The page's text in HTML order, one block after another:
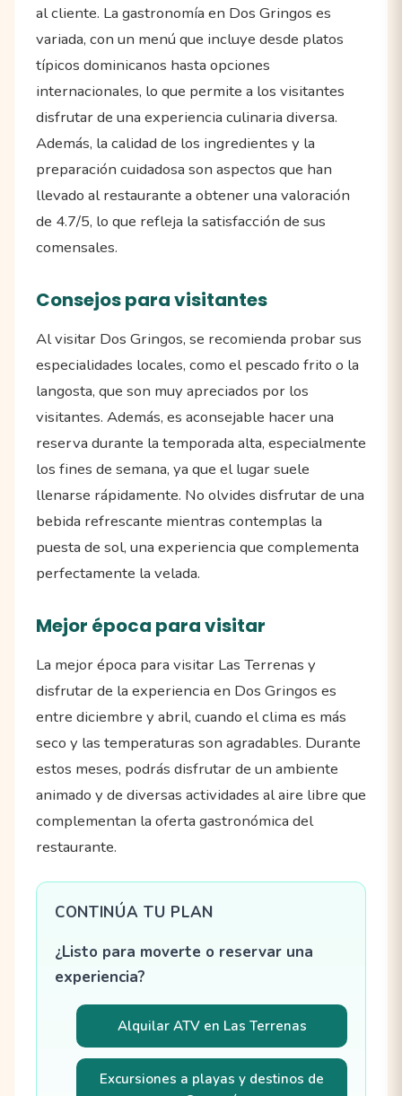
al cliente. La gastronomía en Dos Gringos es
variada, con un menú que incluye desde platos
típicos dominicanos hasta opciones
internacionales, lo que permite a los visitantes
disfrutar de una experiencia culinaria diversa.
Además, la calidad de los ingredientes y la
preparación cuidadosa son aspectos que han
llevado al restaurante a obtener una valoración
de 4.7/5, lo que refleja la satisfacción de sus
comensales.
Consejos para visitantes
Al visitar Dos Gringos, se recomienda probar sus
especialidades locales, como el pescado frito o la
langosta, que son muy apreciados por los
visitantes. Además, es aconsejable hacer una
reserva durante la temporada alta, especialmente
los fines de semana, ya que el lugar suele
llenarse rápidamente. No olvides disfrutar de una
bebida refrescante mientras contemplas la
puesta de sol, una experiencia que complementa
perfectamente la velada.
Mejor época para visitar
La mejor época para visitar Las Terrenas y
disfrutar de la experiencia en Dos Gringos es
entre diciembre y abril, cuando el clima es más
seco y las temperaturas son agradables. Durante
estos meses, podrás disfrutar de un ambiente
animado y de diversas actividades al aire libre que
complementan la oferta gastronómica del
restaurante.
CONTINÚA TU PLAN
¿Listo para moverte o reservar una
experiencia?
Alquilar ATV en Las Terrenas
Excursiones a playas y destinos de